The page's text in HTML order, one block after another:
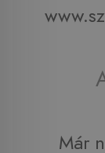
Már